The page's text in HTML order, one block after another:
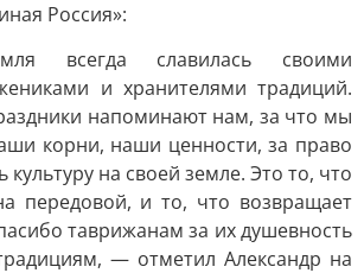
Россия»:
всегда славилась своими
и хранителями традиций.
напоминают нам, за что мы
корни, наши ценности, за право
культуру на своей земле. Это то, что
передовой, и то, что возвращает
таврижанам за их душевность
— отметил Александр на